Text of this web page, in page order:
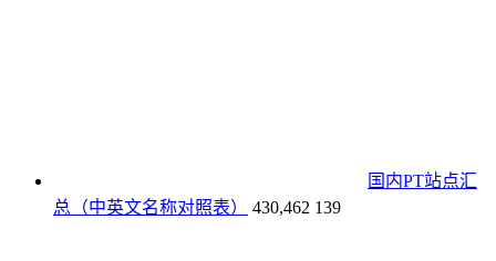
国内PT站点汇
总（中英文名称对照表）
430,462 139